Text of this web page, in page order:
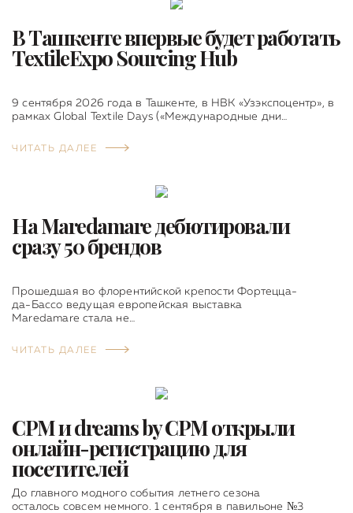
В Ташкенте впервые будет работать
TextileExpo Sourcing Hub
9 сентября 2026 года в Ташкенте, в НВК «Узэкспоцентр», в
рамках Global Textile Days («Международные дни…
ЧИТАТЬ ДАЛЕЕ
На Maredamare дебютировали
сразу 50 брендов
Прошедшая во флорентийской крепости Фортецца-
да-Бассо ведущая европейская выставка
Maredamare стала не…
ЧИТАТЬ ДАЛЕЕ
CPM и dreams by CPM открыли
онлайн-регистрацию для
посетителей
До главного модного события летнего сезона
осталось совсем немного. 1 сентября в павильоне №3